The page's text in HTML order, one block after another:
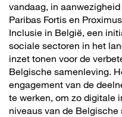
vandaag, in
Paribas Fortis en
Inclusie in België, een
sociale sectoren in het
inzet tonen voor de
Belgische samenleving.
engagement van de
te werken, om zo digitale
niveaus van de Belgische